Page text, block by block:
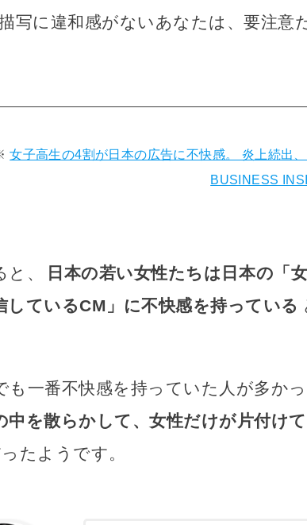
写に違和感がないあなたは、要注意
女子高生の4割が日本の広告に不快感。 炎上続出
BUSINESS
、
日本の若い女性たちは日本の「
しているCM」に不快感を持っている
も一番不快感を持っていた人が多か
中を散らかして、女性だけが片付け
たようです。